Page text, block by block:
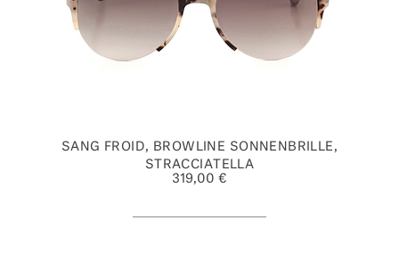
SANG FROID, BROWLINE SONNENBRILLE,
STRACCIATELLA
319,00 €